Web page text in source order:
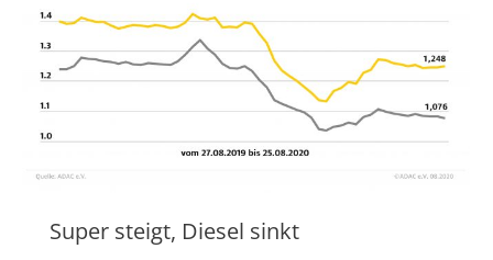
Super steigt, Diesel sinkt